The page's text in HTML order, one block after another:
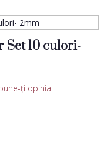
Set 10 culori-
ţi opinia